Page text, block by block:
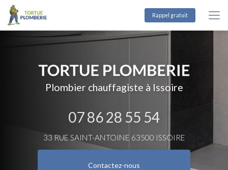
Aller
contenu
Rappel gratuit
Plombier chauffagiste à Issoire
07 86 28 55 54
33 RUE SAINT-ANTOINE 63500 ISSOIRE
Contactez-nous